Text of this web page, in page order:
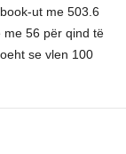
ut me 503.6
me 56 për qind të
se vlen 100